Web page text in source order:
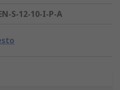
S-12-10-I-P-A